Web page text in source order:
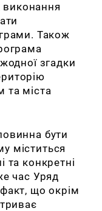
виконання
Також
згадки
та міста
бути
міститься
та конкретні
час Уряд
що окрім